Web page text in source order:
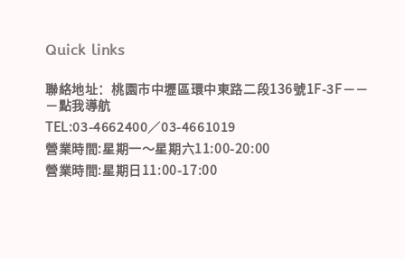
Quick links
聯絡地址：桃園市中壢區環中東路二段136號1F-3F－－
－點我導航
TEL:03-4662400／03-4661019
營業時間:星期一～星期六11:00-20:00
營業時間:星期日11:00-17:00